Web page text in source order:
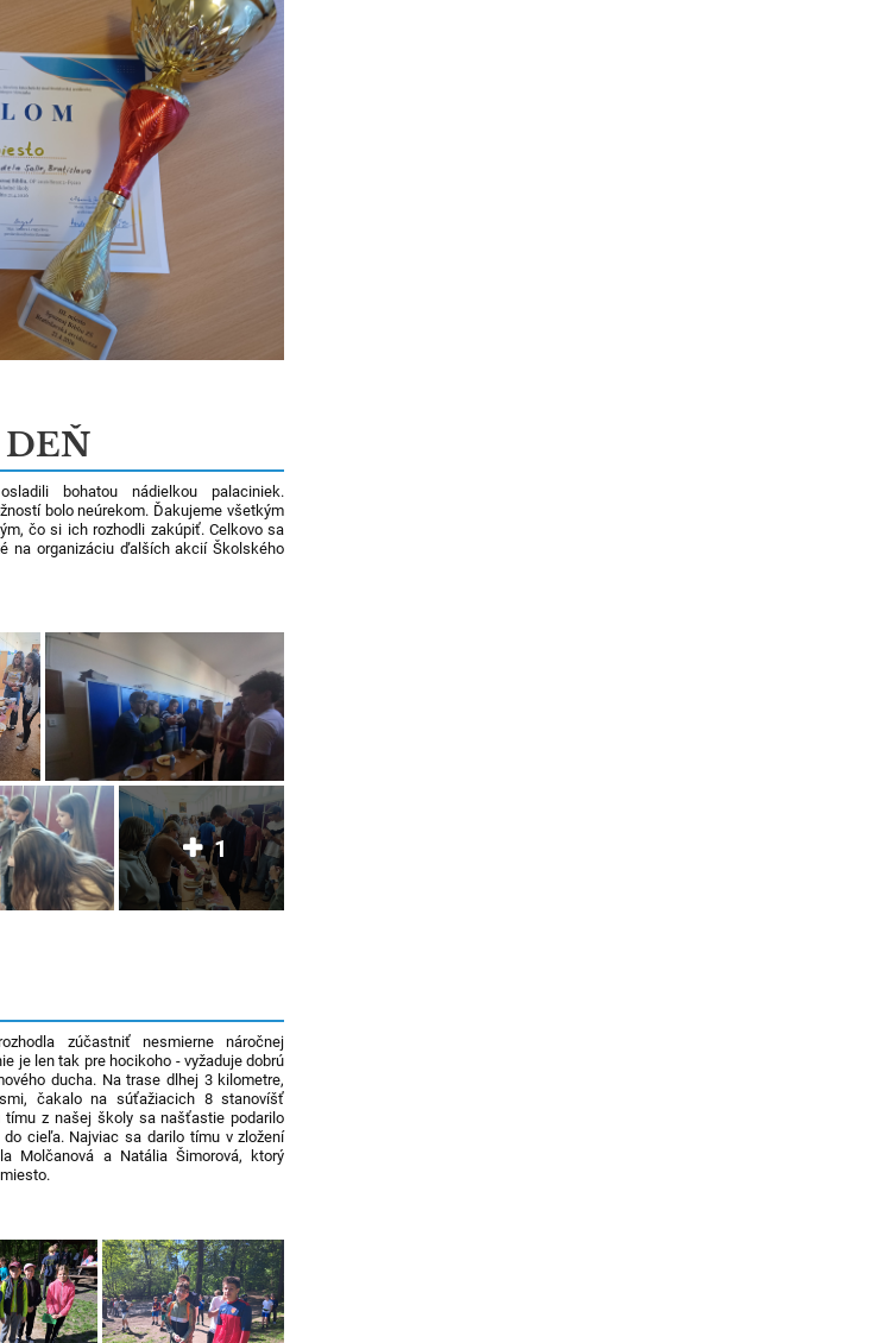
DEŇ
bohatou nádielkou palaciniek.
bolo neúrekom. Ďakujeme všetkým
čo si ich rozhodli zakúpiť. Celkovo sa
na organizáciu ďalších akcií Školského
1
zúčastniť nesmierne náročnej
je len tak pre hocikoho - vyžaduje dobrú
ducha. Na trase dlhej 3 kilometre,
čakalo na súťažiacich 8 stanovíšť
tímu z našej školy sa našťastie podarilo
cieľa. Najviac sa darilo tímu v zložení
Molčanová a Natália Šimorová, ktorý